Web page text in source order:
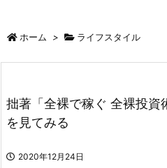
ホーム > ライフスタイル
拙著「全裸で稼ぐ 全裸投資
を見てみる
2020年12月24日